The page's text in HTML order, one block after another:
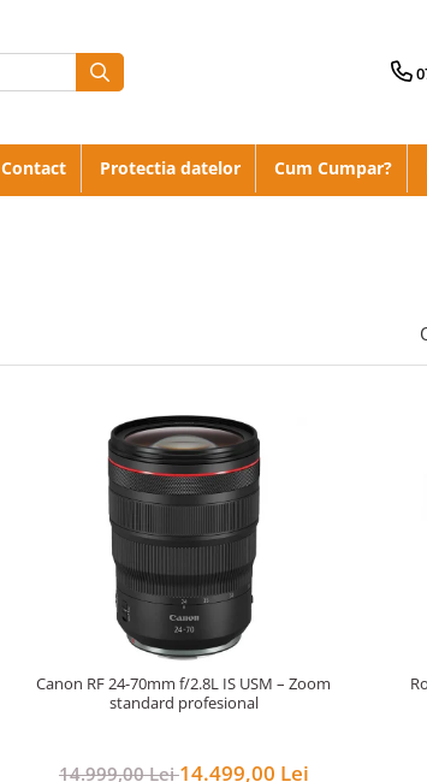
Contact Protectia datelor Cum Cumpar?
Canon RF 24-70mm f/2.8L IS USM – Zoom
standard profesional
14.999,00 Lei14.499,00 Lei